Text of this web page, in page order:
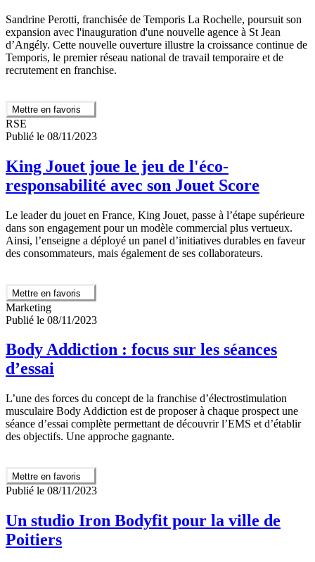
Sandrine Perotti, franchisée de Temporis La Rochelle, poursuit son
expansion avec l'inauguration d'une nouvelle agence à St Jean
d’Angély. Cette nouvelle ouverture illustre la croissance continue de
Temporis, le premier réseau national de travail temporaire et de
recrutement en franchise.
Mettre en favoris
RSE
Publié le 08/11/2023
King Jouet joue le jeu de l'éco-
responsabilité avec son Jouet Score
Le leader du jouet en France, King Jouet, passe à l’étape supérieure
dans son engagement pour un modèle commercial plus vertueux.
Ainsi, l’enseigne a déployé un panel d’initiatives durables en faveur
des consommateurs, mais également de ses collaborateurs.
Mettre en favoris
Marketing
Publié le 08/11/2023
Body Addiction : focus sur les séances
d’essai
L’une des forces du concept de la franchise d’électrostimulation
musculaire Body Addiction est de proposer à chaque prospect une
séance d’essai complète permettant de découvrir l’EMS et d’établir
des objectifs. Une approche gagnante.
Mettre en favoris
Publié le 08/11/2023
Un studio Iron Bodyfit pour la ville de
Poitiers